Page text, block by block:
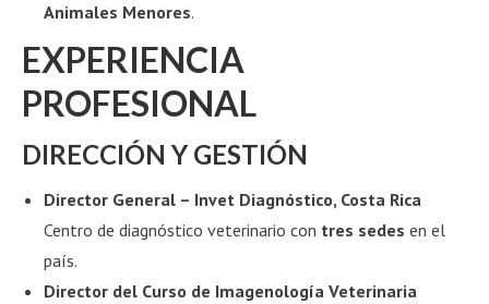
Animales Menores.
EXPERIENCIA
PROFESIONAL
DIRECCIÓN Y GESTIÓN
Director General – Invet Diagnóstico, Costa Rica
Centro de diagnóstico veterinario con tres sedes en el
país.
Director del Curso de Imagenología Veterinaria